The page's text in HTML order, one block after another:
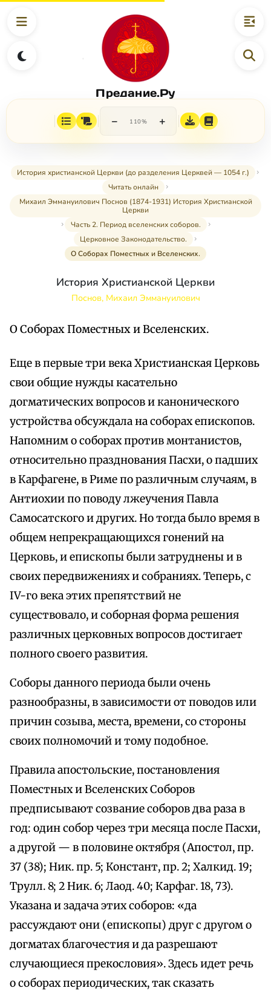
Предание.Ру
− 110% +
История христианской Церкви (до разделения Церквей — 1054 г.)
Читать онлайн
Михаил Эммануилович Поснов (1874-1931) История Христианской
Церкви
Часть 2. Период вселенских соборов.
Церковное Законодательство.
О Соборах Поместных и Вселенских.
История Христианской Церкви
Поснов, Михаил Эммануилович
О Соборах Поместных и Вселенских.
Еще в первые три века Христианская Церковь
свои общие нужды касательно
догматических вопросов и канонического
устройства обсуждала на соборах епископов.
Напомним о соборах против монтанистов,
относительно празднования Пасхи, о падших
в Карфагене, в Риме по различным случаям, в
Антиохии по поводу лжеучения Павла
Самосатского и других. Но тогда было время в
общем непрекращающихся гонений на
Церковь, и епископы были затруднены и в
своих передвижениях и собраниях. Теперь, с
IV-го века этих препятствий не
существовало, и соборная форма решения
различных церковных вопросов достигает
полного своего развития.
Соборы данного периода были очень
разнообразны, в зависимости от поводов или
причин созыва, места, времени, со стороны
своих полномочий и тому подобное.
Правила апостольские, постановления
Поместных и Вселенских Соборов
предписывают созвание соборов два раза в
год: один собор через три месяца после Пасхи,
а другой — в половине октября (Апостол, пр.
37 (38); Ник. пр. 5; Констант, пр. 2; Халкид. 19;
Трулл. 8; 2 Ник. 6; Лаод. 40; Карфаг. 18, 73).
Указана и задача этих соборов: «да
рассуждают они (епископы) друг с другом о
догматах благочестия и да разрешают
случающиеся прекословия». Здесь идет речь
о соборах периодических, так сказать